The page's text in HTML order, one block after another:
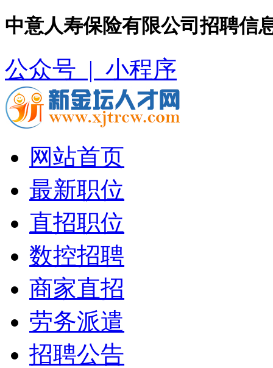
中意人寿保险有限公司招聘信
公众号 | 小程序
网站首页
最新职位
直招职位
数控招聘
商家直招
劳务派遣
招聘公告